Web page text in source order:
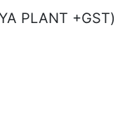
PLANT +GST)